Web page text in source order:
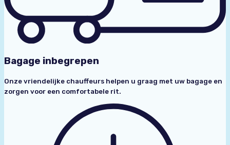
Bagage inbegrepen
Onze vriendelijke chauffeurs helpen u graag met uw bagage en
zorgen voor een comfortabele rit.